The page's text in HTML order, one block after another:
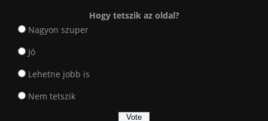
Hogy tetszik az oldal?
Nagyon szuper
Jó
Lehetne jobb is
Nem tetszik